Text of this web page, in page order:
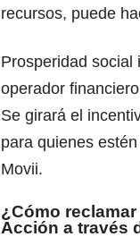
recursos, puede
Prosperidad social
operador
Se girará el
para quienes
Movii.
¿Cómo
Acción a través